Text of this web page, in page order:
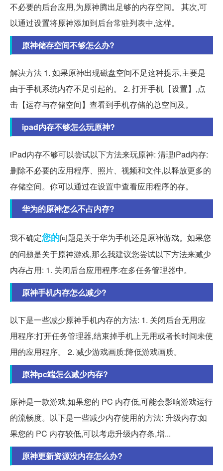
不必要的后台应用,为原神腾出足够的内存空间。 其次,可
以通过设置将原神添加到后台常驻列表中,这样。
原神储存空间不够怎么办?
解决方法 1. 如果原神出现磁盘空间不足这种提示,主要是
由于手机系统内存不足引起的。 2. 打开手机【设置】,点
击【运存与存储空间】查看到手机存储的总空间及。
ipad内存不够怎么玩原神?
iPad内存不够可以尝试以下方法来玩原神: 清理iPad内存:
删除不必要的应用程序、照片、视频和文件,以释放更多的
存储空间。你可以通过在设置中查看应用程序的存。
华为的原神怎么不占内存?
我不确定您的问题是关于华为手机还是原神游戏。如果您
的问题是关于原神游戏,那么我建议您尝试以下方法来减少
内存占用: 1. 关闭后台应用程序:在多任务管理器中。
原神手机内存怎么减少?
以下是一些减少原神手机内存的方法: 1. 关闭后台无用应
用程序:打开任务管理器,结束掉手机上无用或者长时间未使
用的应用程序。 2. 减少游戏画质:降低游戏画质。
原神pc端怎么减少内存?
原神是一款游戏,如果您的 PC 内存低,可能会影响游戏运行
的流畅度。以下是一些减少内存使用的方法: 升级内存:如
果您的 PC 内存较低,可以考虑升级内存条,增...
原神更新资源没内存怎么办?